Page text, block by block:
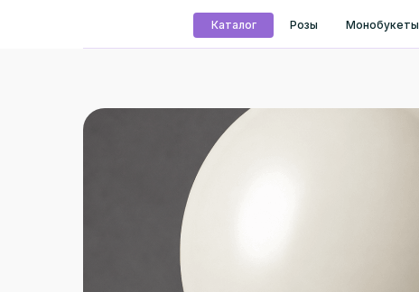
Каталог Розы Монобукеты